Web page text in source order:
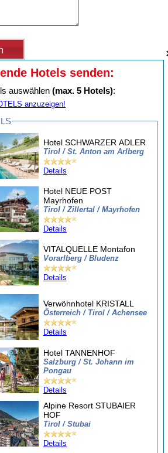
Hotels senden:
auswählen (max. 5 Hotels):
anzuzeigen!
Hotel SCHWARZER ADLER
Tirol / St. Anton am Arlberg
Details
Hotel NEUE POST
Mayrhofen
Tirol / Zillertal / Mayrhofen
Details
VITALQUELLE Montafon
Vorarlberg / Bludenz
Details
Verwöhnhotel KRISTALL
Österreich / Tirol / Achensee
Details
Hotel TANNENHOF
Salzburg / St. Johann im
Pongau
Details
Alpine Resort STUBAIER
HOF
Tirol / Stubai
Details